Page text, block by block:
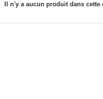
Il n'y a aucun produit dans cette